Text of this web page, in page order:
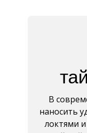
В
наносить
локтями